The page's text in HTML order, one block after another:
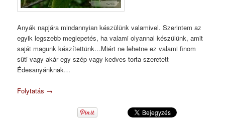
Anyák napjára mindannyian készülünk valamivel. Szerintem az
egyik legszebb meglepetés, ha valami olyannal készülünk, amit
saját magunk készítettünk…Miért ne lehetne ez valami finom
süti vagy akár egy szép vagy kedves torta szeretett
Édesanyánknak…
Folytatás →